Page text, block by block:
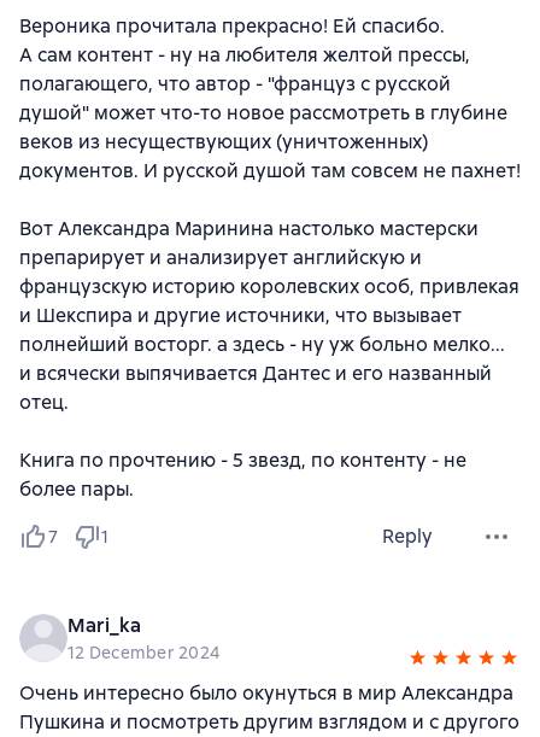
Вероника прочитала прекрасно! Ей спасибо.
А сам контент - ну на любителя желтой прессы,
полагающего, что автор - "француз с русской
душой" может что-то новое рассмотреть в глубине
веков из несуществующих (уничтоженных)
документов. И русской душой там совсем не пахнет!
Вот Александра Маринина настолько мастерски
препарирует и анализирует английскую и
французскую историю королевских особ, привлекая
и Шекспира и другие источники, что вызывает
полнейший восторг. а здесь - ну уж больно мелко...
и всячески выпячивается Дантес и его названный
отец.
Книга по прочтению - 5 звезд, по контенту - не
более пары.
7 1 Reply
Mari_ka
12 December 2024
Очень интересно было окунуться в мир Александра
Пушкина и посмотреть другим взглядом и с другого